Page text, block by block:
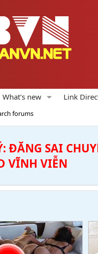
What's new Link
forums
ĐĂNG SAI
VĨNH VIỄN